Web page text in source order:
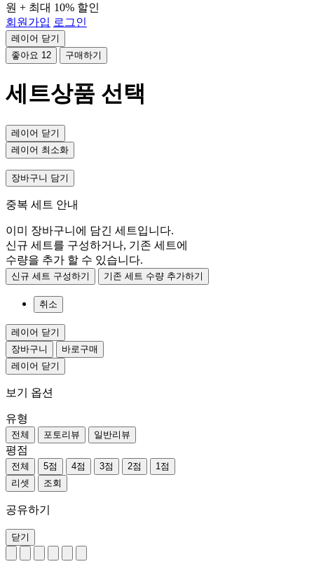
원 + 최대 10% 할인
회원가입 로그인
레이어 닫기
좋아요 12 구매하기
세트상품 선택
레이어 닫기
레이어 최소화
장바구니 담기
중복 세트 안내
이미 장바구니에 담긴 세트입니다.
신규 세트를 구성하거나, 기존 세트에
수량을 추가 할 수 있습니다.
신규 세트 구성하기 기존 세트 수량 추가하기
취소
레이어 닫기
장바구니
바로구매
레이어 닫기
보기 옵션
유형
전체 포토리뷰 일반리뷰
평점
전체 5점 4점 3점 2점
1점
리셋
조회
공유하기
닫기